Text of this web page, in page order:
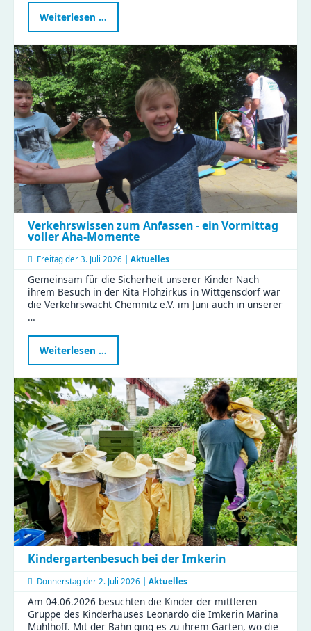
Weiterlesen …
Esche
Firmenwandertag
Verkehrswissen zum Anfassen - ein Vormittag
voller Aha-Momente
Freitag der 3. Juli 2026 | Aktuelles
Gemeinsam für die Sicherheit unserer Kinder Nach
ihrem Besuch in der Kita Flohzirkus in Wittgensdorf war
die Verkehrswacht Chemnitz e.V. im Juni auch in unserer
…
Weiterlesen …
zum
Anfassen
-
ein
Vormittag
voller
Aha-
Momente
Kindergartenbesuch bei der Imkerin
Donnerstag der 2. Juli 2026 | Aktuelles
Am 04.06.2026 besuchten die Kinder der mittleren
Gruppe des Kinderhauses Leonardo die Imkerin Marina
Mühlhoff. Mit der Bahn ging es zu ihrem Garten, wo die